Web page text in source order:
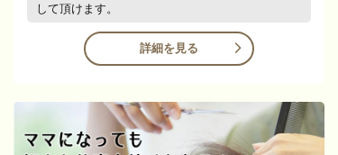
して頂けます。
詳細を見る